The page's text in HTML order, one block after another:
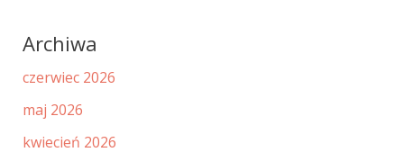
Archiwa
czerwiec 2026
maj 2026
kwiecień 2026